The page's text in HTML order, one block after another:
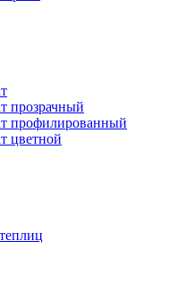
прозрачный
профилированный
цветной